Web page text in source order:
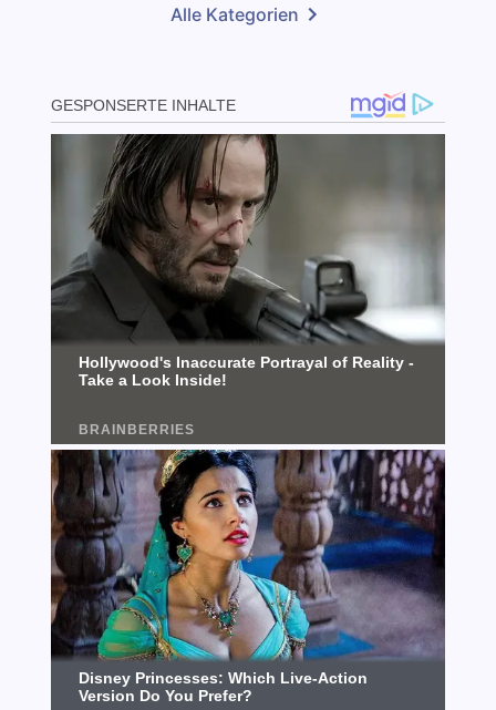
Alle Kategorien